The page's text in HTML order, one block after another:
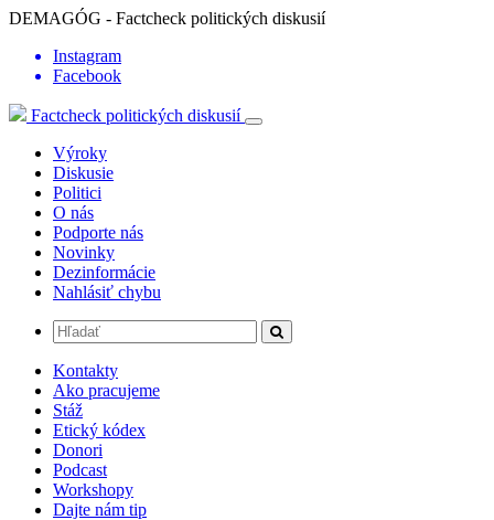
DEMAGÓG - Factcheck politických diskusií
Instagram
Facebook
Factcheck politických diskusií
Výroky
Diskusie
Politici
O nás
Podporte nás
Novinky
Dezinformácie
Nahlásiť chybu
Kontakty
Ako pracujeme
Stáž
Etický kódex
Donori
Podcast
Workshopy
Dajte nám tip